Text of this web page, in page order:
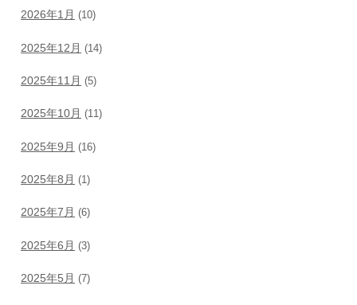
2026年1月 (10)
2025年12月 (14)
2025年11月 (5)
2025年10月 (11)
2025年9月 (16)
2025年8月 (1)
2025年7月 (6)
2025年6月 (3)
2025年5月 (7)